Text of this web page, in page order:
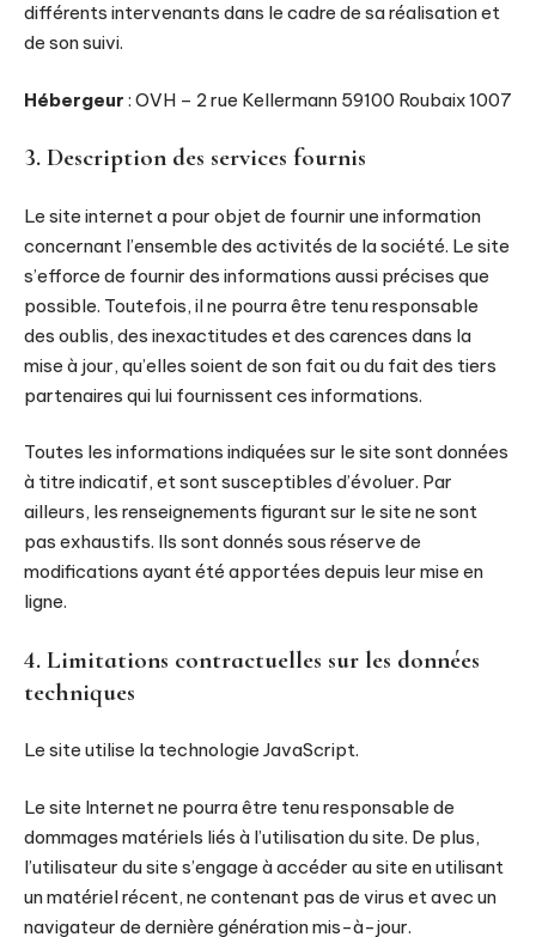
différents intervenants dans le cadre de sa réalisation et
de son suivi.
Hébergeur : OVH – 2 rue Kellermann 59100 Roubaix 1007
3. Description des services fournis
Le site internet a pour objet de fournir une information
concernant l’ensemble des activités de la société. Le site
s’efforce de fournir des informations aussi précises que
possible. Toutefois, il ne pourra être tenu responsable
des oublis, des inexactitudes et des carences dans la
mise à jour, qu’elles soient de son fait ou du fait des tiers
partenaires qui lui fournissent ces informations.
Toutes les informations indiquées sur le site sont données
à titre indicatif, et sont susceptibles d’évoluer. Par
ailleurs, les renseignements figurant sur le site ne sont
pas exhaustifs. Ils sont donnés sous réserve de
modifications ayant été apportées depuis leur mise en
ligne.
4. Limitations contractuelles sur les données
techniques
Le site utilise la technologie JavaScript.
Le site Internet ne pourra être tenu responsable de
dommages matériels liés à l’utilisation du site. De plus,
l’utilisateur du site s’engage à accéder au site en utilisant
un matériel récent, ne contenant pas de virus et avec un
navigateur de dernière génération mis-à-jour.